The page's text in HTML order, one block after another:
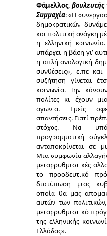
Φάμελλος, βουλευτής
Συμμαχία: «Η
δημοκρατικών
και πολιτική ανάγκη
η ελληνική
υπάρχει η βάση γι’
η απλή αναλογική
συνθέσεις», είπε
συζήτηση γίνεται
κοινωνία. Την
πολίτες κι έχουν
αγωνία. Εμείς
απαντήσεις. Γιατί
στόχος. Να
προγραμματική
ανταποκρίνεται σε
Μια συμφωνία
μεταρρυθμιστικές
το προοδευτικό
διατύπωση μιας
οποία θα μας
αυτών των
μεταρρυθμιστικό
της ελληνικής
Ελλάδας».